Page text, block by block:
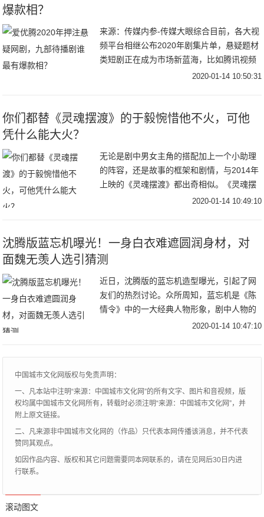
爆款相？
来源：传媒内参-传媒大眼综合目前，各大视
频平台相继公布2020年剧集片单，悬疑题材
类短剧正在成为市场新蓝海，比如腾讯视频
V视界大会公布了一部体量较小、仅16集的
2020-01-14 10:50:31
你们都替《灵魂摆渡》的于毅惋惜他不火，可他
凭什么能大火？
无论是剧中男女主角的搭配加上一个小助理
的阵容，还是故事的框架和剧情，与2014年
上映的《灵魂摆渡》都出奇相似。《灵魂摆
渡》中的九天玄女“王小娅”和作为“容器”的存
2020-01-14 10:49:10
沈腾版蓝忘机曝光！一身白衣难遮圆润身材，对
面魏无羡人选引猜测
近日，沈腾版的蓝忘机造型曝光，引起了网
友们的热烈讨论。众所周知，蓝忘机是《陈
情令》中的一大经典人物形象，剧中人物的
形象及装扮都深受众人喜爱，模仿者更是比
2020-01-14 10:47:10
中国城市文化网版权与免责声明：
一、凡本站中注明“来源：中国城市文化网”的所有文字、图片和音视频，版
权均属中国城市文化网所有，转载时必须注明“来源：中国城市文化网”，并
附上原文链接。
二、凡来源非中国城市文化网的（作品）只代表本网传播该消息，并不代表
赞同其观点。
如因作品内容、版权和其它问题需要同本网联系的，请在见网后30日内进
行联系。
滚动图文